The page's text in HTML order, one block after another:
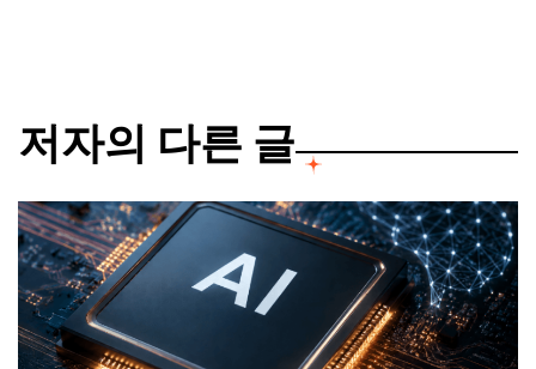
저자의 다른 글